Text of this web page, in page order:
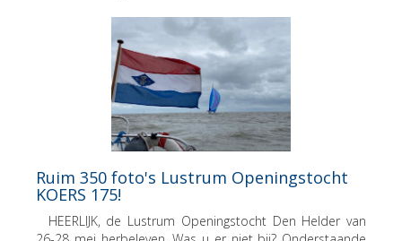
Ruim 350 foto's Lustrum Openingstocht
KOERS 175!
HEERLIJK, de Lustrum Openingstocht Den Helder van